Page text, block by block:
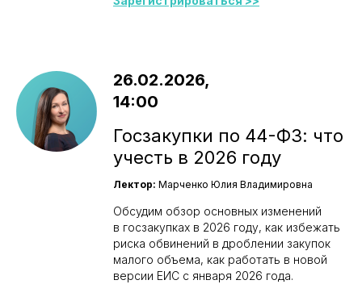
26.02.2026,
14:00
Госзакупки по 44-ФЗ: что
учесть в 2026 году
Лектор: Марченко Юлия Владимировна
Обсудим обзор основных изменений
в госзакупках в 2026 году, как избежать
риска обвинений в дроблении закупок
малого объема, как работать в новой
версии ЕИС с января 2026 года.